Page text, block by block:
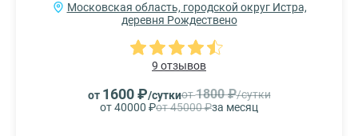
Московская область, городской округ Истра,
деревня Рождествено
9 отзывов
от 1600 ₽/суткиот1800 ₽/сутки
от 40000 ₽от 45000 ₽за месяц